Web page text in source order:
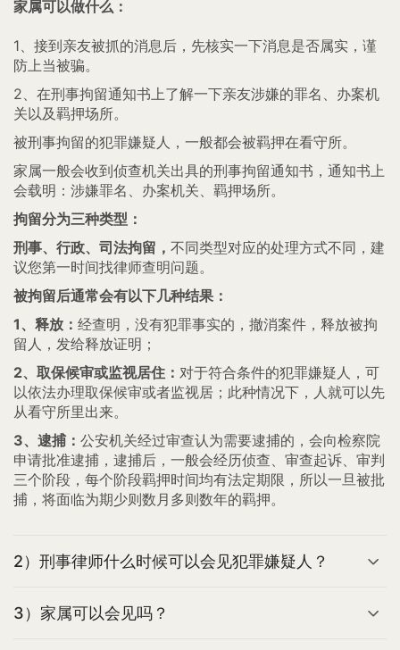
家属可以做什么：
1、接到亲友被抓的消息后，先核实一下消息是否属实，谨
防上当被骗。
2、在刑事拘留通知书上了解一下亲友涉嫌的罪名、办案机
关以及羁押场所。
被刑事拘留的犯罪嫌疑人，一般都会被羁押在看守所。
家属一般会收到侦查机关出具的刑事拘留通知书，通知书上
会载明：涉嫌罪名、办案机关、羁押场所。
拘留分为三种类型：
刑事、行政、司法拘留， 不同类型对应的处理方式不同，建
议您第一时间找律师查明问题。
被拘留后通常会有以下几种结果：
1、释放： 经查明，没有犯罪事实的，撤消案件，释放被拘
留人，发给释放证明；
2、取保候审或监视居住： 对于符合条件的犯罪嫌疑人，可
以依法办理取保候审或者监视居；此种情况下，人就可以先
从看守所里出来。
3、逮捕： 公安机关经过审查认为需要逮捕的，会向检察院
申请批准逮捕，逮捕后，一般会经历侦查、审查起诉、审判
三个阶段，每个阶段羁押时间均有法定期限，所以一旦被批
捕，将面临为期少则数月多则数年的羁押。
2）刑事律师什么时候可以会见犯罪嫌疑人？
3）家属可以会见吗？